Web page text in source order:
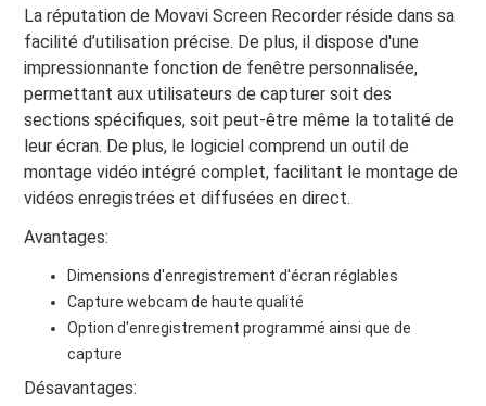
La réputation de Movavi Screen Recorder réside dans sa
facilité d’utilisation précise. De plus, il dispose d'une
impressionnante fonction de fenêtre personnalisée,
permettant aux utilisateurs de capturer soit des
sections spécifiques, soit peut-être même la totalité de
leur écran. De plus, le logiciel comprend un outil de
montage vidéo intégré complet, facilitant le montage de
vidéos enregistrées et diffusées en direct.
Avantages:
Dimensions d'enregistrement d'écran réglables
Capture webcam de haute qualité
Option d'enregistrement programmé ainsi que de
capture
Désavantages: